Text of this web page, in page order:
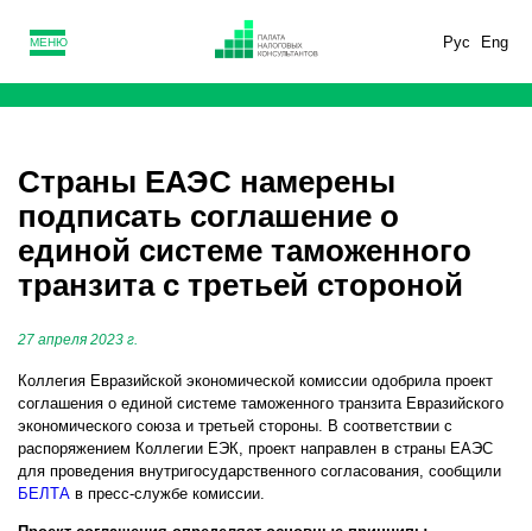
Рус Eng
МЕНЮ
Страны ЕАЭС намерены
подписать соглашение о
единой системе таможенного
транзита с третьей стороной
27 апреля 2023 г.
Коллегия Евразийской экономической комиссии одобрила проект
соглашения о единой системе таможенного транзита Евразийского
экономического союза и третьей стороны. В соответствии с
распоряжением Коллегии ЕЭК, проект направлен в страны ЕАЭС
для проведения внутригосударственного согласования, сообщили
БЕЛТА в пресс-службе комиссии.